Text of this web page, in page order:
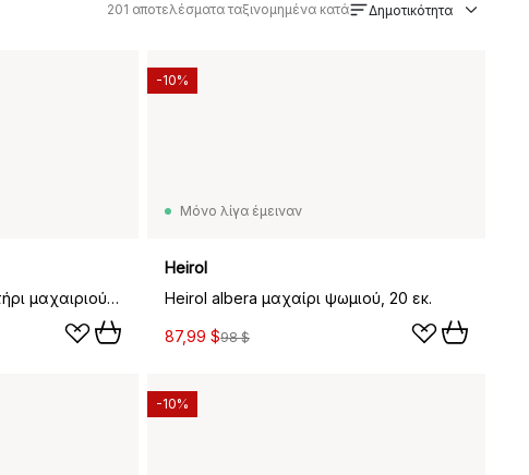
201 αποτελέσματα ταξινομημένα κατά Δημοτικότητα
Heirol albera αποφλοιωτήρι μαχαιριού, 10 εκ.
Μόνο λίγα έμειναν
Heirol
Heirol albera μαχαίρι ψωμιού, 20 εκ.
87,99 $98 $
-10%
-10%